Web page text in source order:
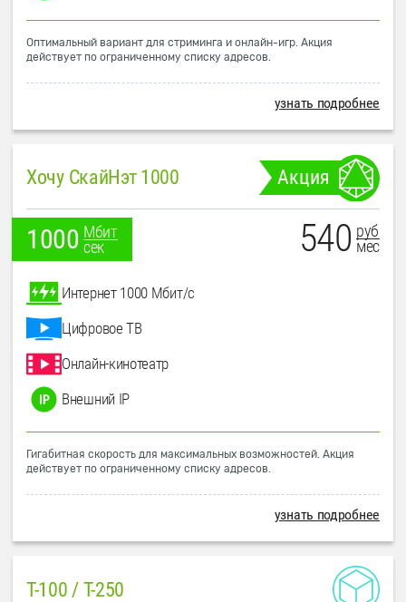
Оптимальный вариант для стриминга и онлайн-игр. Акция
действует по ограниченному списку адресов.
узнать подробнее
Хочу СкайНэт 1000 Акция
1000 Мбит
сек
540 руб
мес
Интернет 1000 Мбит/с
Цифровое ТВ
Онлайн-кинотеатр
Внешний IP
Гигабитная скорость для максимальных возможностей. Акция
действует по ограниченному списку адресов.
узнать подробнее
T-100 / T-250